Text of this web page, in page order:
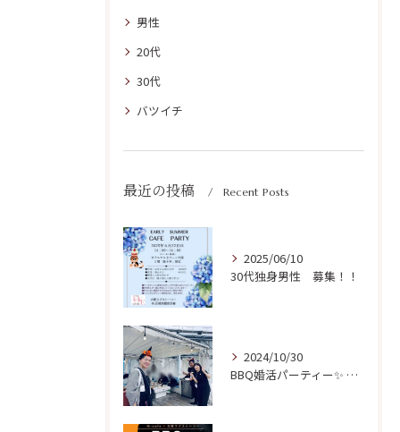
男性
20代
30代
バツイチ
最近の投稿 Recent Posts
2025/06/10
30代独身男性 募集！！
2024/10/30
BBQ婚活パーティー✨ 開催ご報告！